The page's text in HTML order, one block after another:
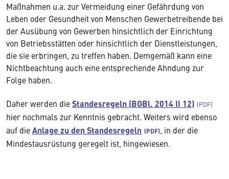
Maßnahmen u.a. zur Vermeidung einer Gefährdung von
Leben oder Gesundheit von Menschen Gewerbetreibende bei
der Ausübung von Gewerben hinsichtlich der Einrichtung
von Betriebsstätten oder hinsichtlich der Dienstleistungen,
die sie erbringen, zu treffen haben. Demgemäß kann eine
Nichtbeachtung auch eine entsprechende Ahndung zur
Folge haben.
Daher werden dieStandesregeln (BGBl. 2014 II 12)
hier nochmals zur Kenntnis gebracht. Weiters wird ebenso
auf dieAnlage zu den Standesregeln
, in der die
Mindestausrüstung geregelt ist, hingewiesen.